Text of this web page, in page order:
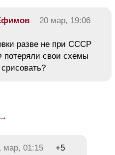
20 мар, 19:06
разве не при СССР
свои схемы
мар, 01:15
+5